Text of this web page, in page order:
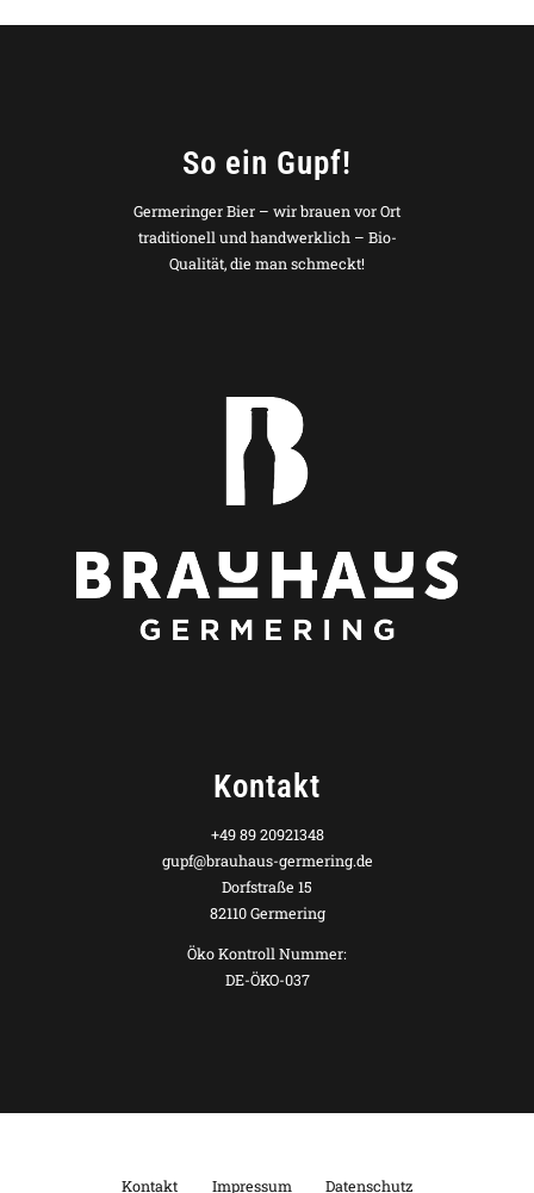
So ein Gupf!
Germeringer Bier – wir brauen vor Ort
traditionell und handwerklich – Bio-
Qualität, die man schmeckt!
Kontakt
+49 89 20921348
gupf@brauhaus-germering.de
Dorfstraße 15
82110 Germering
Öko Kontroll Nummer:
DE-ÖKO-037
Kontakt Impressum Datenschutz